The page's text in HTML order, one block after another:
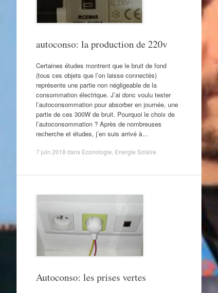
autoconso: la production de 220v
Certaines études montrent que le bruit de fond
(tous ces objets que l’on laisse connectés)
représente une partie non négligeable de la
consommation électrique. J’ai donc voulu tester
l’autoconsommation pour absorber en journée, une
partie de ces 300W de bruit. Pourquoi le choix de
l’autoconsommation ? Après de nombreuses
recherche et études, j’en suis arrivé à…
7 juin 2018 dans Econologie Energie Solaire
Autoconso: les prises vertes